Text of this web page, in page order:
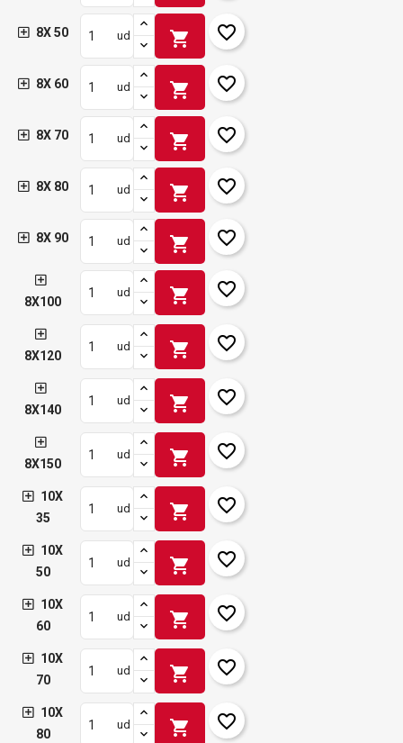
8X 50 ud shopping_cart favorite_border
8X 60 ud shopping_cart favorite_border
8X 70 ud shopping_cart favorite_border
8X 80 ud shopping_cart favorite_border
8X 90 ud shopping_cart favorite_border
8X100
ud shopping_cart favorite_border
8X120
ud shopping_cart favorite_border
8X140
ud shopping_cart favorite_border
8X150
ud shopping_cart favorite_border
10X
35
ud shopping_cart favorite_border
10X
50
ud shopping_cart favorite_border
10X
60
ud shopping_cart favorite_border
10X
70
ud shopping_cart favorite_border
10X
80
ud shopping_cart favorite_border